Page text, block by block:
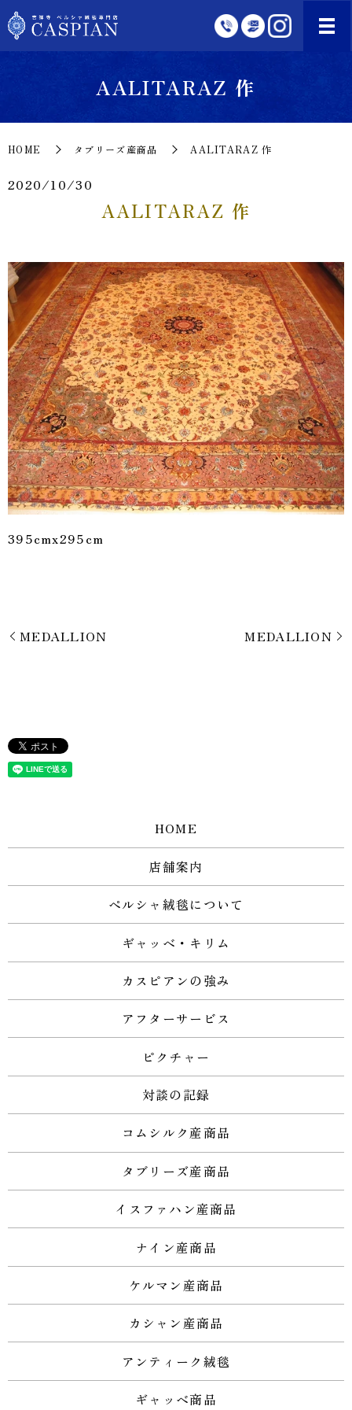
AALITARAZ 作
HOME タブリーズ産商品 AALITARAZ 作
2020/10/30
AALITARAZ 作
395cmx295cm
MEDALLION MEDALLION
HOME
店舗案内
ペルシャ絨毯について
ギャッベ・キリム
カスピアンの強み
アフターサービス
ピクチャー
対談の記録
コムシルク産商品
タブリーズ産商品
イスファハン産商品
ナイン産商品
ケルマン産商品
カシャン産商品
アンティーク絨毯
ギャッベ商品